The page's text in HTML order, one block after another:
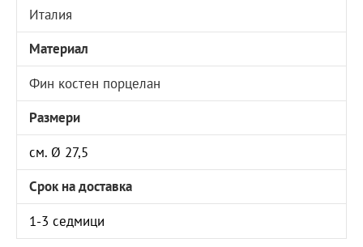
Италия
Материал
Фин костен порцелан
Размери
см. Ø 27,5
Срок на доставка
1-3 седмици